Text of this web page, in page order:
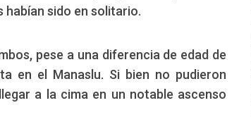
sido en solitario.
pese a una diferencia de edad de
en el Manaslu. Si bien no pudieron
a la cima en un notable ascenso